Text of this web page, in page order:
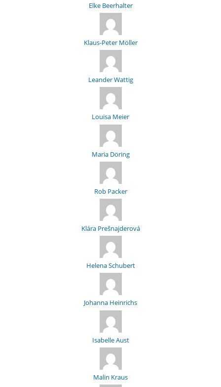
Elke Beerhalter
Klaus-Peter Möller
Leander Wattig
Louisa Meier
Maria Döring
Rob Packer
Klára Prešnajderová
Helena Schubert
Johanna Heinrichs
Isabelle Aust
Malin Kraus